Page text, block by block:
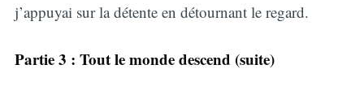
j’appuyai sur la détente en détournant le regard.
Partie 3 : Tout le monde descend (suite)